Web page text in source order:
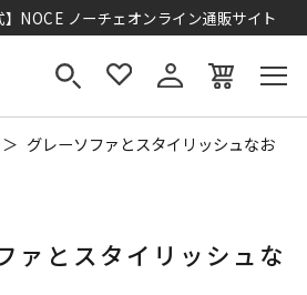
NOCE ノーチェオンライン通販サイト
グレーソファとスタイリッシュなお
ァとスタイリッシュな